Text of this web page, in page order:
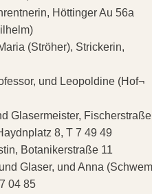
Höttinger Au 56a
(Ströher), Strickerin,
und Leopoldine (Hof¬
Glasermeister,
8, T 7 49 49
Botanikerstraße 11
Glaser, und Anna
04 85